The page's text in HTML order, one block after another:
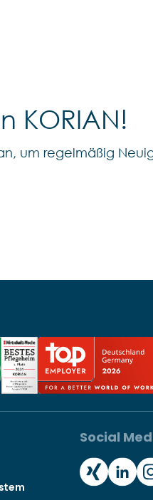
KORIAN!
um regelmäßig
Social